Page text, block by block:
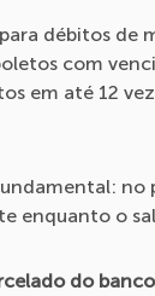
débitos de
com
em até 12
no
enquanto o
do